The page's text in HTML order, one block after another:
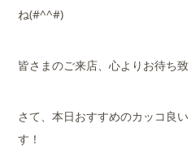
ね(#^^#)
皆さまのご来店、心よりお待ち致
さて、本日おすすめのカッコ良
す！